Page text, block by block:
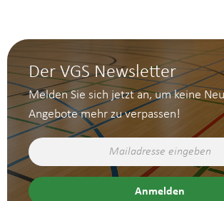
Der VGS Newsletter
Melden Sie sich jetzt an, um keine
Angebote mehr zu verpassen!